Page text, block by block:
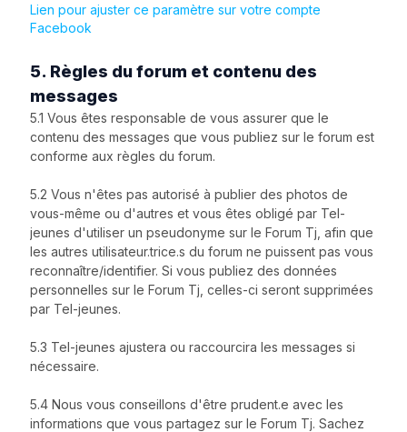
Lien pour ajuster ce paramètre sur votre compte
Facebook
5. Règles du forum et contenu des
messages
5.1 Vous êtes responsable de vous assurer que le
contenu des messages que vous publiez sur le forum est
conforme aux règles du forum.
5.2 Vous n'êtes pas autorisé à publier des photos de
vous-même ou d'autres et vous êtes obligé par Tel-
jeunes d'utiliser un pseudonyme sur le Forum Tj, afin que
les autres utilisateur.trice.s du forum ne puissent pas vous
reconnaître/identifier. Si vous publiez des données
personnelles sur le Forum Tj, celles-ci seront supprimées
par Tel-jeunes.
5.3 Tel-jeunes ajustera ou raccourcira les messages si
nécessaire.
5.4 Nous vous conseillons d'être prudent.e avec les
informations que vous partagez sur le Forum Tj. Sachez